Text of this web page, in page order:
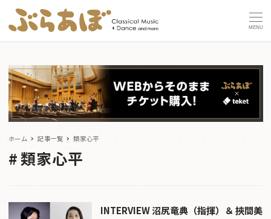
MENU
ホーム 記事一覧 類家心平
類家心平
INTERVIEW 沼尻竜典（指揮）＆ 挾間美